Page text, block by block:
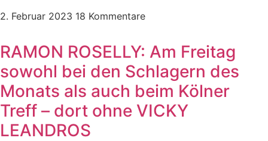
2. Februar 2023 18 Kommentare
RAMON ROSELLY: Am Freitag
sowohl bei den Schlagern des
Monats als auch beim Kölner
Treff – dort ohne VICKY
LEANDROS